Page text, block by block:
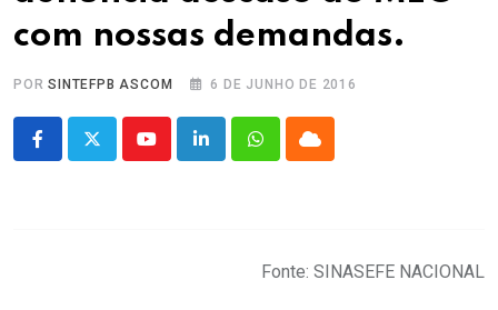
com nossas demandas.
PORSINTEFPB ASCOM 6 DE JUNHO DE 2016
YoutubeLinkedInWhatsappCloud
Fonte: SINASEFE NACIONAL